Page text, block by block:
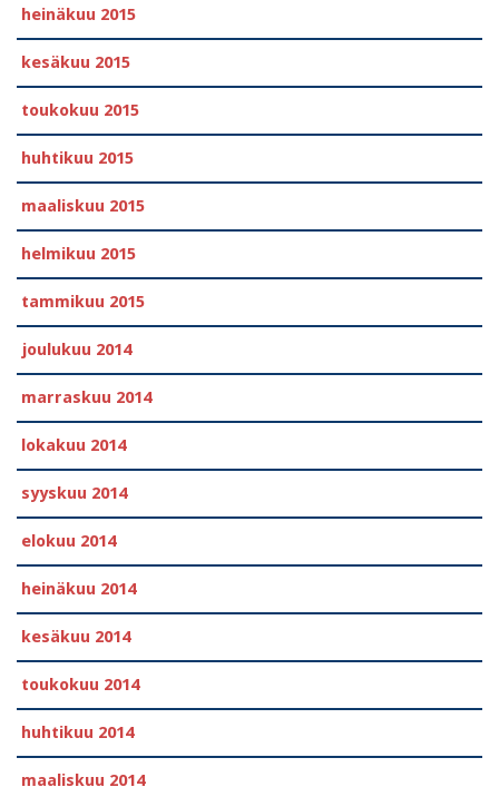
heinäkuu 2015
kesäkuu 2015
toukokuu 2015
huhtikuu 2015
maaliskuu 2015
helmikuu 2015
tammikuu 2015
joulukuu 2014
marraskuu 2014
lokakuu 2014
syyskuu 2014
elokuu 2014
heinäkuu 2014
kesäkuu 2014
toukokuu 2014
huhtikuu 2014
maaliskuu 2014